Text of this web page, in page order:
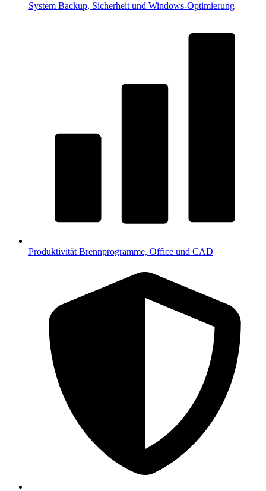
System Backup, Sicherheit und Windows-Optimierung
Produktivität Brennprogramme, Office und CAD